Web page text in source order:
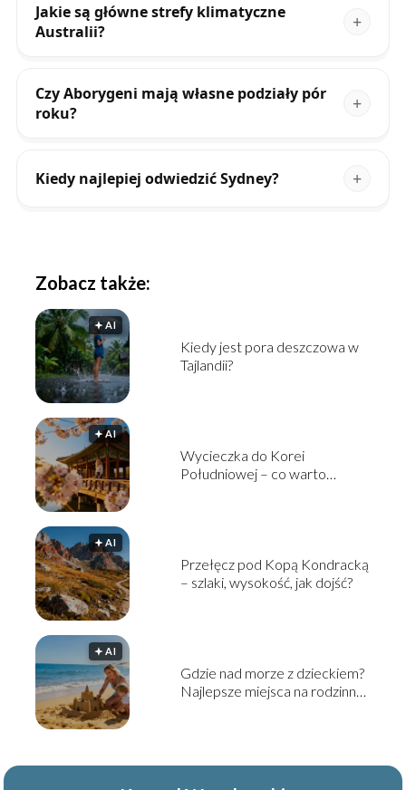
Jakie są główne strefy klimatyczne
Australii?
Czy Aborygeni mają własne podziały pór
roku?
Kiedy najlepiej odwiedzić Sydney?
Zobacz także:
🟅 AI
Kiedy jest pora deszczowa w
Tajlandii?
🟅 AI
Wycieczka do Korei
Południowej – co warto
🟅 AI
Przełęcz pod Kopą Kondracką
– szlaki, wysokość, jak dojść?
🟅 AI
Gdzie nad morze z dzieckiem?
Najlepsze miejsca na rodzinny